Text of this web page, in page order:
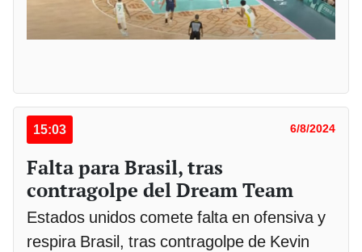
15:03 6/8/2024
Falta para Brasil, tras
contragolpe del Dream Team
Estados unidos comete falta en ofensiva y
respira Brasil, tras contragolpe de Kevin